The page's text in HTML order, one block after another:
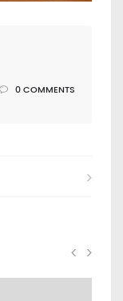
0 COMMENTS